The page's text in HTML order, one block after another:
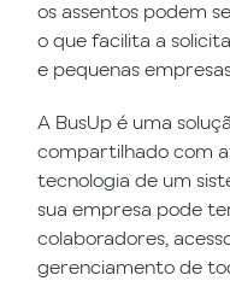
os assentos podem
o que facilita a
e pequenas
A BusUp é uma
compartilhado com
tecnologia de um
sua empresa pode
colaboradores,
gerenciamento de